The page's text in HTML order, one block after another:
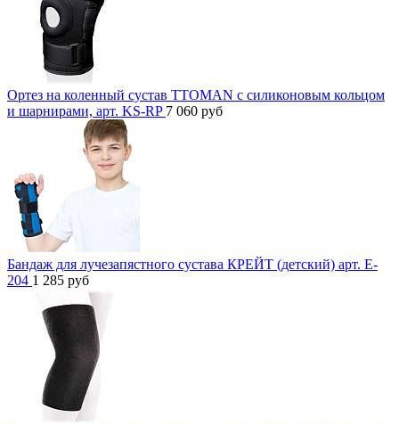
Ортез на коленный сустав TTOMAN с силиконовым кольцом
и шарнирами, арт. KS-RP 7 060 руб
Бандаж для лучезапястного сустава КРЕЙТ (детский) арт. E-
204 1 285 руб